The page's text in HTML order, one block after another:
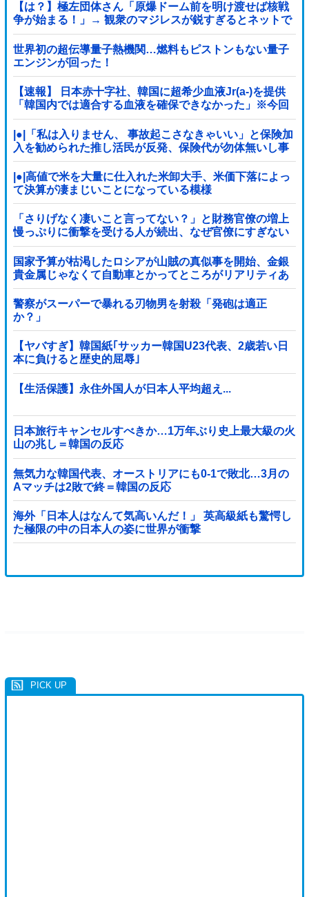
【は？】極左団体さん「原爆ドーム前を明け渡せば核戦
争が始まる！」→ 観衆のマジレスが鋭すぎるとネットで
話題に → ｗｗｗｗｗｗｗｗｗｗｗｗ
世界初の超伝導量子熱機関…燃料もピストンもない量子
エンジンが回った！
【速報】 日本赤十字社、韓国に超希少血液Jr(a-)を提供
「韓国内では適合する血液を確保できなかった」※今回
で4回目
|●|「私は入りません、 事故起こさなきゃいい」と保険加
入を勧められた推し活民が反発、保険代が勿体無いし事
故起こしたとして……
|●|高値で米を大量に仕入れた米卸大手、米価下落によっ
て決算が凄まじいことになっている模様
「さりげなく凄いこと言ってない？」と財務官僚の増上
慢っぷりに衝撃を受ける人が続出、なぜ官僚にすぎない
財務省が……
国家予算が枯渇したロシアが山賊の真似事を開始、金銀
貴金属じゃなくて自動車とかってところがリアリティあ
りすぎる……
警察がスーパーで暴れる刃物男を射殺「発砲は適正
か？」
【ヤバすぎ】韓国紙｢サッカー韓国U23代表、2歳若い日
本に負けると歴史的屈辱｣
【生活保護】永住外国人が日本人平均超え...
日本旅行キャンセルすべきか…1万年ぶり史上最大級の火
山の兆し＝韓国の反応
無気力な韓国代表、オーストリアにも0-1で敗北…3月の
Aマッチは2敗で終＝韓国の反応
海外「日本人はなんて気高いんだ！」 英高級紙も驚愕し
た極限の中の日本人の姿に世界が衝撃